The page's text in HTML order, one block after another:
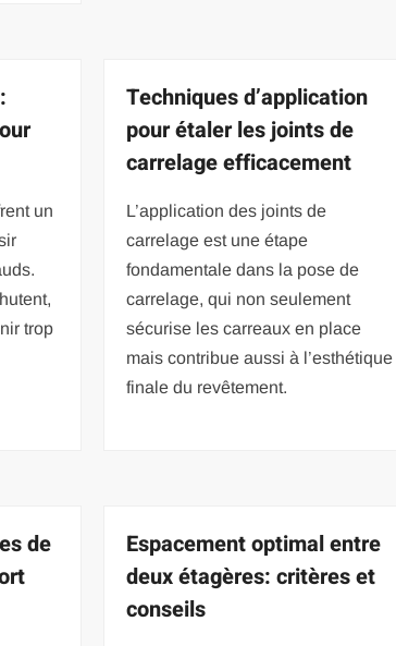
un
trop
Techniques d’application
pour étaler les joints de
carrelage efficacement
L’application des joints de
carrelage est une étape
fondamentale dans la pose de
carrelage, qui non seulement
sécurise les carreaux en place
mais contribue aussi à l’esthétique
finale du revêtement.
de
Espacement optimal entre
deux étagères: critères et
conseils